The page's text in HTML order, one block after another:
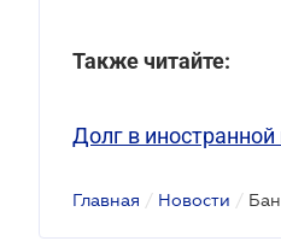
Также читайте:
Долг в
Главная / Новости /